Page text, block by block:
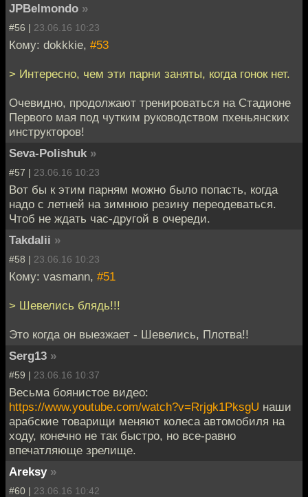
JPBelmondo »
#56 | 23.06.16 10:23
Кому: dokkkie, #53
> Интересно, чем эти парни заняты, когда гонок нет.
Очевидно, продолжают тренироваться на Стадионе
Первого мая под чутким руководством пхеньянских
инструкторов!
Seva-Polishuk »
#57 | 23.06.16 10:23
Вот бы к этим парням можно было попасть, когда
надо с летней на зимнюю резину переодеваться.
Чтоб не ждать час-другой в очереди.
Takdalii »
#58 | 23.06.16 10:23
Кому: vasmann, #51
> Шевелись блядь!!!
Это когда он выезжает - Шевелись, Плотва!!
Serg13 »
#59 | 23.06.16 10:37
Весьма боянистое видео:
https://www.youtube.com/watch?v=Rrjgk1PksgU наши
арабские товарищи меняют колеса автомобиля на
ходу, конечно не так быстро, но все-равно
впечатляюще зрелище.
Areksy »
#60 | 23.06.16 10:42